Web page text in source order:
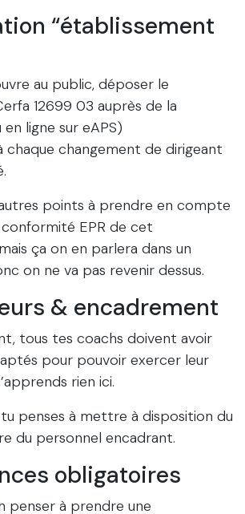
“établissement
au public, déposer le
12699 03 auprès de la
en ligne sur eAPS)
chaque changement de dirigeant
points à prendre en compte
EPR de cet
ça on en parlera dans un
on ne va pas revenir dessus.
& encadrement
tous tes coachs doivent avoir
pour pouvoir exercer leur
rien ici.
penses à mettre à disposition du
du personnel encadrant.
obligatoires
penser à prendre une